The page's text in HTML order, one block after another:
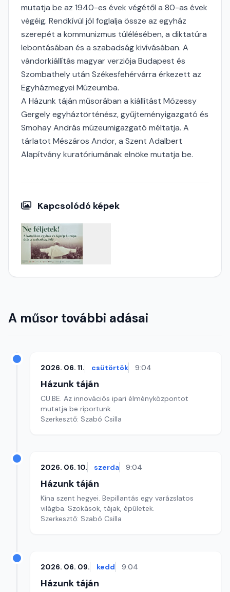
mutatja be az 1940-es évek végétől a 80-as évek
végéig. Rendkívül jól foglalja össze az egyház
szerepét a kommunizmus túlélésében, a diktatúra
lebontásában és a szabadság kivívásában. A
vándorkiállítás magyar verziója Budapest és
Szombathely után Székesfehérvárra érkezett az
Egyházmegyei Múzeumba.
A Házunk táján műsorában a kiállítást Mózessy
Gergely egyháztörténész, gyűjteményigazgató és
Smohay András múzeumigazgató méltatja. A
tárlatot Mészáros Andor, a Szent Adalbert
Alapítvány kuratóriumának elnöke mutatja be.
Kapcsolódó képek
A műsor további adásai
2026. 06. 11. csütörtök 9:04
Házunk táján
CU.BE. Az innovációs ipari élményközpontot
mutatja be riportunk.
Szerkesztő: Szabó Csilla
2026. 06. 10. szerda 9:04
Házunk táján
Kína szent hegyei. Bepillantás egy varázslatos
világba. Szokások, tájak, épületek.
Szerkesztő: Szabó Csilla
2026. 06. 09. kedd 9:04
Házunk táján